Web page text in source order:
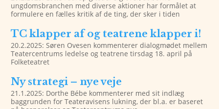
ungdomsbranchen med diverse aktioner har formålet at
formulere en fælles kritik af de ting, der sker i tiden
TC klapper af og teatrene klapper i!
20.2.2025: Søren Ovesen kommenterer dialogmødet mellem
Teatercentrums ledelse og teatrene tirsdag 18. april på
Folketeatret
Ny strategi – nye veje
21.1.2025: Dorthe Bébe kommenterer med sit indlæg
baggrunden for Teateravisens lukning, der bl.a. er baseret